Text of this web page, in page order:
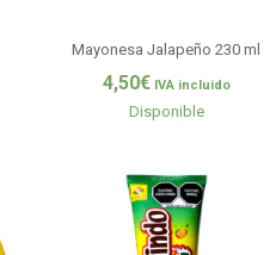
Mayonesa Jalapeño 230 ml
4,50€ IVA incluido
Disponible